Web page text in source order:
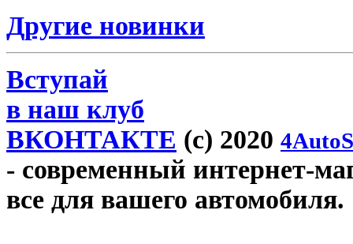
Другие новинки
Вступай
в наш клуб
ВКОНТАКТЕ (c) 2020
- современный интернет-
все для вашего автомобиля.